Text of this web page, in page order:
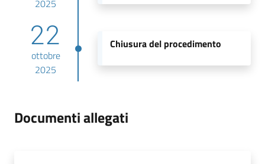
2025
22
ottobre
2025
Chiusura del procedimento
Documenti allegati